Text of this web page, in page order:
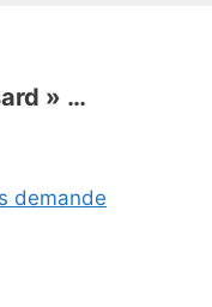
» …
demande